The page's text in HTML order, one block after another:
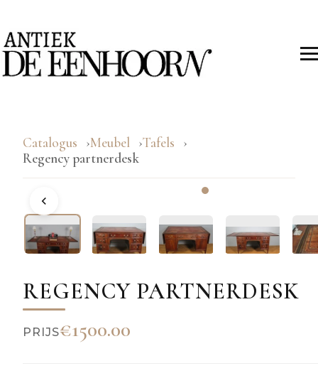
Catalogus Meubel
Tafels
Regency partnerdesk
REGENCY PARTNERDESK
PRIJS€1500.00